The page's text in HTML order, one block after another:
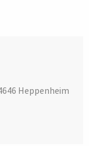
Heppenheim